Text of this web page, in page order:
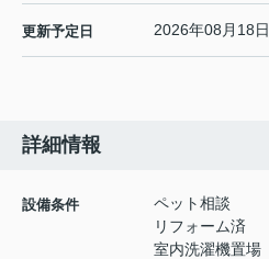
更新予定日 2026年08月18日
詳細情報
設備条件
ペット相談
リフォーム済
室内洗濯機置場